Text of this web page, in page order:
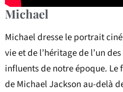
Michael
Michael dresse le portrait
vie et de l’héritage de l’un
influents de notre époque.
de Michael Jackson au-delà